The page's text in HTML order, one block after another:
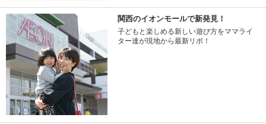
関西のイオンモールで新発見！
子どもと楽しめる新しい遊び方をママライ
ター達が現地から最新リポ！